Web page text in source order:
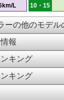
L 10・15
ーの他のモデル
報
キング
キング